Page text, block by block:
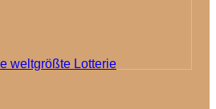
weltgrößte Lotterie